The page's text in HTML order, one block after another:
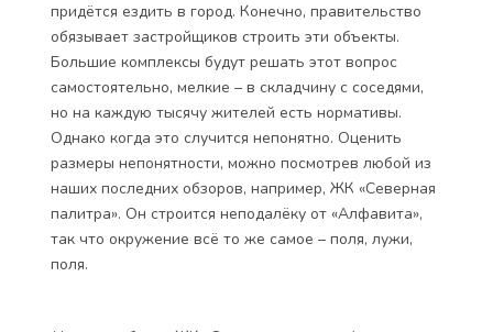
придётся ездить в город. Конечно, правительство
обязывает застройщиков строить эти объекты.
Большие комплексы будут решать этот вопрос
самостоятельно, мелкие – в складчину с соседями,
но на каждую тысячу жителей есть нормативы.
Однако когда это случится непонятно. Оценить
размеры непонятности, можно посмотрев любой из
наших последних обзоров, например, ЖК «Северная
палитра». Он строится неподалёку от «Алфавита»,
так что окружение всё то же самое – поля, лужи,
поля.